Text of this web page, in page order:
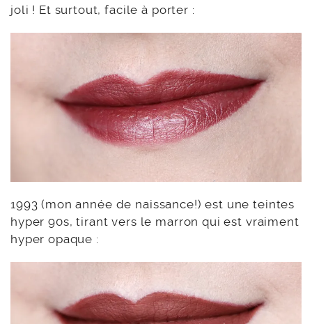
joli ! Et surtout, facile à porter :
1993 (mon année de naissance!) est une teintes
hyper 90s, tirant vers le marron qui est vraiment
hyper opaque :